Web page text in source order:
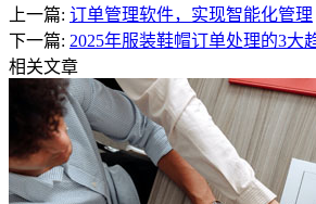
上一篇: 订单管理软件，实现智能化管理
下一篇: 2025年服装鞋帽订单处理的3大
相关文章